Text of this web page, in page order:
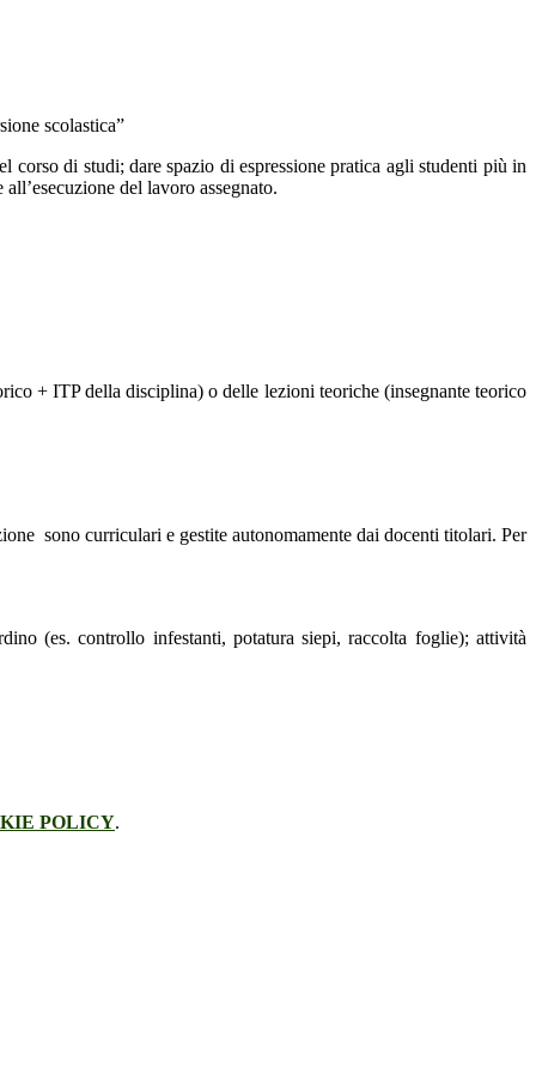
scolastica”
corso di studi; dare spazio di espressione pratica agli studenti più in
del lavoro assegnato.
+ ITP della disciplina) o delle lezioni teoriche (insegnante teorico
sono curriculari e gestite autonomamente dai docenti titolari. Per
(es. controllo infestanti, potatura siepi, raccolta foglie); attività
POLICY.